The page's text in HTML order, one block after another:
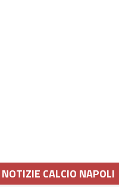
NOTIZIE CALCIO NAPOLI